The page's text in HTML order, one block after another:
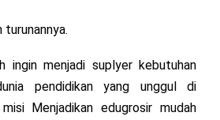
turunannya.
ingin menjadi suplyer kebutuhan
pendidikan yang unggul di
Menjadikan edugrosir mudah